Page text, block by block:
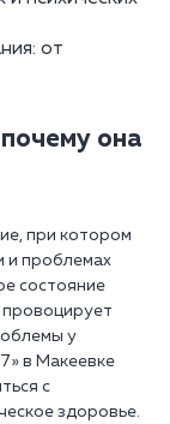
от
она
при котором
и проблемах
состояние
у
в Макеевке
с
здоровье.